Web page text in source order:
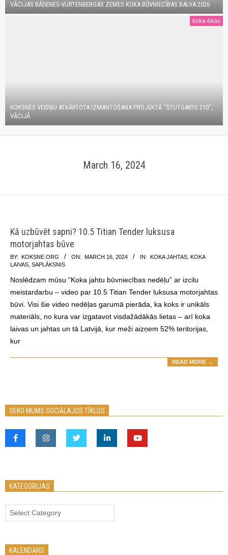
VĀCIJAS BĀDENES-VURTENBERGAS ZEMES KOKA BŪVNIECĪBAS BALVA 2026
koka ēkas
KOKSNES VEIDŅU ATKĀRTOTA IZMANTOŠANA PROJEKTĀ “ŠTUTGARTE 210”,
VĀCIJĀ
March 16, 2024
Kā uzbūvēt sapni? 10.5 Titian Tender luksusa
motorjahtas būve
2024-
03-
16
BY: KOKSNE.ORG ON: MARCH 16, 2024 IN: KOKA JAHTAS
KOKA
LAIVAS SAPLĀKSNIS
Noslēdzam mūsu “Koka jahtu būvniecības nedēļu” ar izcilu
meistardarbu – video par 10.5 Titian Tender luksusa motorjahtas
būvi. Visi šie video nedēļas garumā pierāda, ka koks ir unikāls
materiāls, no kura var izgatavot visdažādākās lietas – arī koka
laivas un jahtas un tā Latvijā, kur meži aizņem 52% teritorijas,
kur
READ MORE →
SEKO MUMS SOCIĀLAJOS TĪKLOS
KATEGORIJAS
Kategorijas
KALENDĀRS